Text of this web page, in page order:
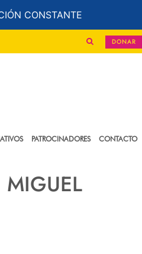
CONSTANTE
DONAR
PATROCINADORES CONTACTO